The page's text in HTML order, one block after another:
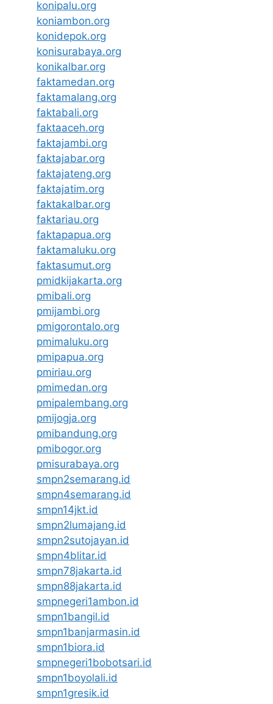
konipalu.org
koniambon.org
konidepok.org
konisurabaya.org
konikalbar.org
faktamedan.org
faktamalang.org
faktabali.org
faktaaceh.org
faktajambi.org
faktajabar.org
faktajateng.org
faktajatim.org
faktakalbar.org
faktariau.org
faktapapua.org
faktamaluku.org
faktasumut.org
pmidkijakarta.org
pmibali.org
pmijambi.org
pmigorontalo.org
pmimaluku.org
pmipapua.org
pmiriau.org
pmimedan.org
pmipalembang.org
pmijogja.org
pmibandung.org
pmibogor.org
pmisurabaya.org
smpn2semarang.id
smpn4semarang.id
smpn14jkt.id
smpn2lumajang.id
smpn2sutojayan.id
smpn4blitar.id
smpn78jakarta.id
smpn88jakarta.id
smpnegeri1ambon.id
smpn1bangil.id
smpn1banjarmasin.id
smpn1biora.id
smpnegeri1bobotsari.id
smpn1boyolali.id
smpn1gresik.id